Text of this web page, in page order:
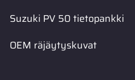
Suzuki PV 50 tietopankki
OEM räjäytyskuvat